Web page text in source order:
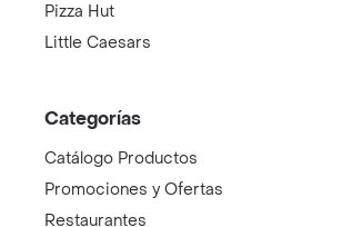
Pizza Hut
Little Caesars
Categorías
Catálogo Productos
Promociones y Ofertas
Restaurantes